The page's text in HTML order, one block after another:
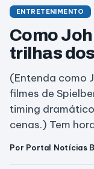
ENTRETENIMENTO
Como
trilhas
(Entenda como
filmes de
timing
cenas.) Tem
Por Portal Notícias